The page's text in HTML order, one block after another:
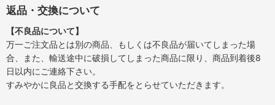
返品・交換について
【不良品について】
万一ご注文品とは別の商品、もしくは不良品が届いてしまった場
合、また、輸送途中に破損してしまった商品に限り、商品到着後8
日以内にご連絡下さい。
すみやかに良品と交換する手配をとらせていただきます。